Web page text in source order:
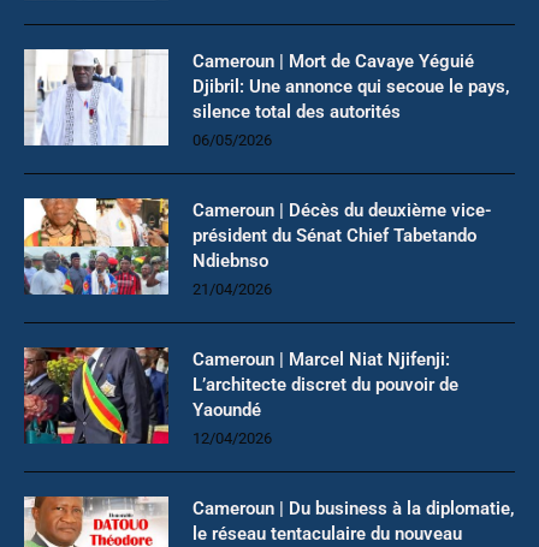
Cameroun | Mort de Cavaye Yéguié
Djibril: Une annonce qui secoue le pays,
silence total des autorités
06/05/2026
Cameroun | Décès du deuxième vice-
président du Sénat Chief Tabetando
Ndiebnso
21/04/2026
Cameroun | Marcel Niat Njifenji:
L’architecte discret du pouvoir de
Yaoundé
12/04/2026
Cameroun | Du business à la diplomatie,
le réseau tentaculaire du nouveau